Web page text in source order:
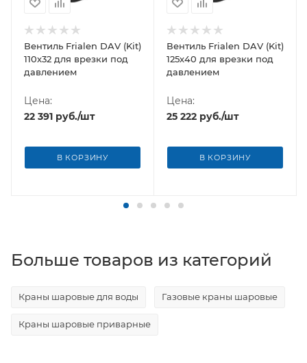
Вентиль Frialen DAV (Kit)
110х32 для врезки под
давлением
Цена:
22 391 руб./шт
В КОРЗИНУ
Вентиль Frialen DAV (Kit)
125х40 для врезки под
давлением
Цена:
25 222 руб./шт
В КОРЗИНУ
Больше товаров из категорий
Краны шаровые для воды Газовые краны шаровые
Краны шаровые приварные